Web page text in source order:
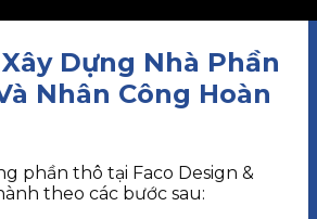
Dựng Nhà Phần
Nhân Công Hoàn
phần thô tại Faco Design &
theo các bước sau: